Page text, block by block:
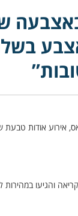
•
ידידים, גיא אטיאס,
והגיעו